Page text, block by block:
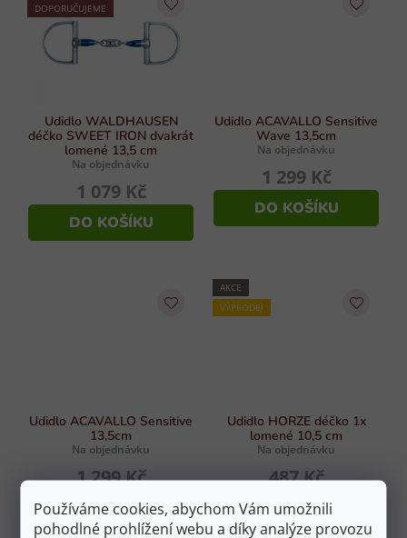
Používáme cookies, abychom Vám umožnili
pohodlné prohlížení webu a díky analýze provozu
DOPORUČUJEME
Udidlo WALDHAUSEN
déčko SWEET IRON dvakrát
lomené 13,5 cm
Na objednávku
1 079 Kč
DO KOŠÍKU
Udidlo ACAVALLO Sensitive
Wave 13,5cm
Na objednávku
1 299 Kč
DO KOŠÍKU
Udidlo ACAVALLO Sensitive
13,5cm
Na objednávku
1 299 Kč
DO KOŠÍKU
AKCE
VÝPRODEJ
Udidlo HORZE déčko 1x
lomené 10,5 cm
Na objednávku
487 Kč
DO KOŠÍKU